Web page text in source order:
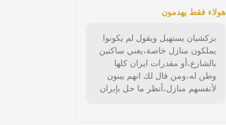
هولاء فقط يهدمون
بزكشيان يستهبل ويقول لم يكونوا
يملكون منازل خاصة،يعني ساكنين
بالشارع،أو مقدرات ايران كلها
وطن له،ومن قال لك انهم يبنون
لأنفسهم منازل،أنظر ما حل بإيران